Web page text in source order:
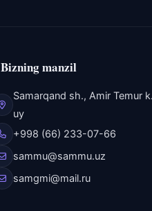
Bizning manzil
Samarqand sh., Amir Temur
uy
+998 (66) 233-07-66
sammu@sammu.uz
samgmi@mail.ru